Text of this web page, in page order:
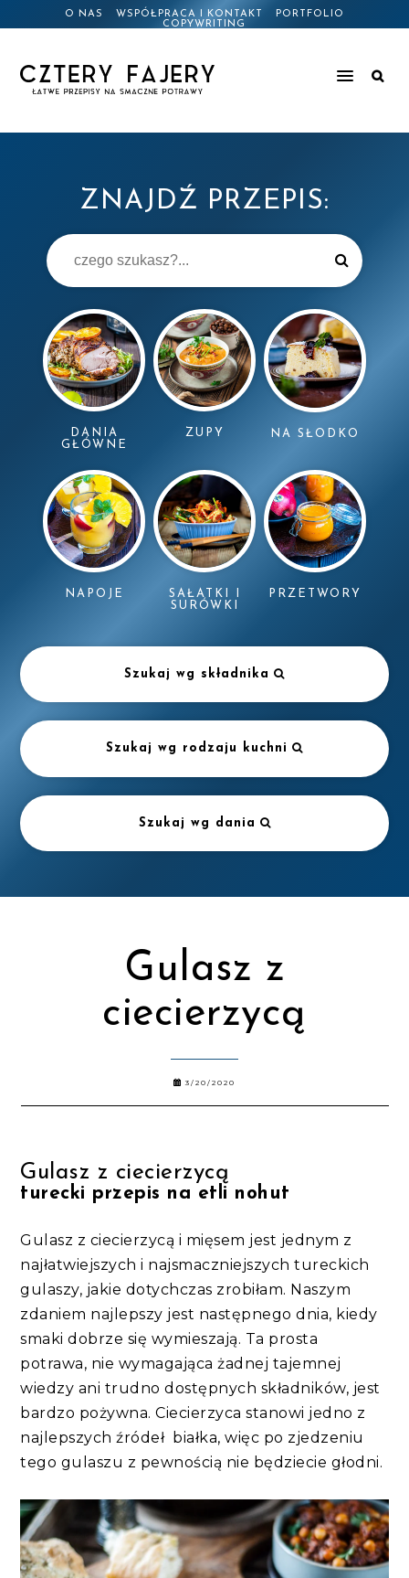
O NAS WSPÓŁPRACA I KONTAKT
PORTFOLIO
COPYWRITING
ZNAJDŹ PRZEPIS:
DANIA
GŁÓWNE
ZUPY NA SŁODKO
NAPOJE
SAŁATKI I
SURÓWKI
PRZETWORY
Szukaj wg składnika
Szukaj wg rodzaju kuchni
Szukaj wg dania
Gulasz z
ciecierzycą
3/20/2020
Gulasz z ciecierzycą
turecki przepis na etli nohut
Gulasz z ciecierzycą i mięsem jest jednym z
najłatwiejszych i najsmaczniejszych tureckich
gulaszy, jakie dotychczas zrobiłam. Naszym
zdaniem najlepszy jest następnego dnia, kiedy
smaki dobrze się wymieszają. Ta prosta
potrawa, nie wymagająca żadnej tajemnej
wiedzy ani trudno dostępnych składników, jest
bardzo pożywna. Ciecierzyca stanowi jedno z
najlepszych źródeł białka, więc po zjedzeniu
tego gulaszu z pewnością nie będziecie głodni.